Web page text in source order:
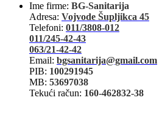
Ime firme: BG-Sanitarija
Adresa: Vojvode Šupljikca 45
Telefoni: 011/3808-012
011/245-42-43
063/21-42-42
Email: bgsanitarija@gmail.com
PIB: 100291945
MB: 53697038
Tekući račun: 160-462832-38